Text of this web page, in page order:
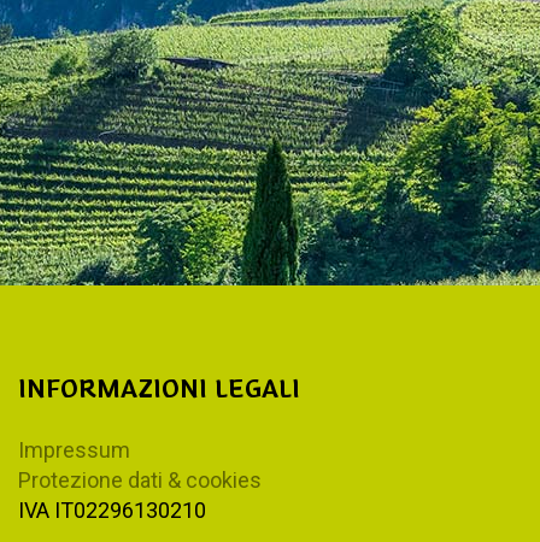
INFORMAZIONI LEGALI
Impressum
Protezione dati & cookies
IVA IT02296130210